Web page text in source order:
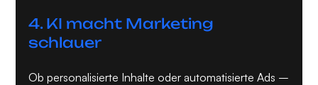
4. KI macht Marketing
schlauer
Ob personalisierte Inhalte oder automatisierte Ads –